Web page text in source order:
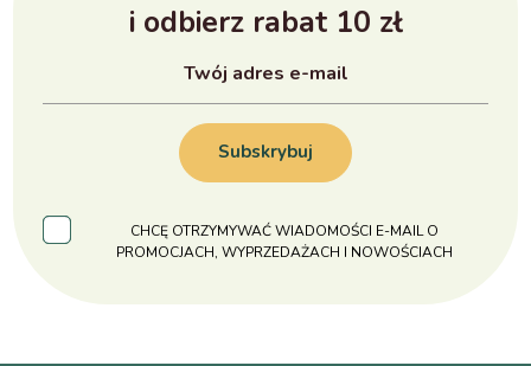
i odbierz rabat 10 zł
Subskrybuj
CHCĘ OTRZYMYWAĆ WIADOMOŚCI E-MAIL O
PROMOCJACH, WYPRZEDAŻACH I NOWOŚCIACH